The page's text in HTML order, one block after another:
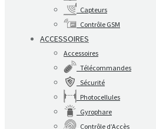
Capteurs
Contrôle GSM
ACCESSOIRES
Accessoires
Télécommandes
Sécurité
Photocellules
Gyrophare
Contrôle d’Accès